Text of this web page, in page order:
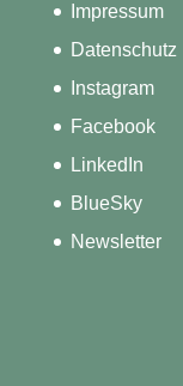
Impressum
Datenschutz
Instagram
Facebook
LinkedIn
BlueSky
Newsletter